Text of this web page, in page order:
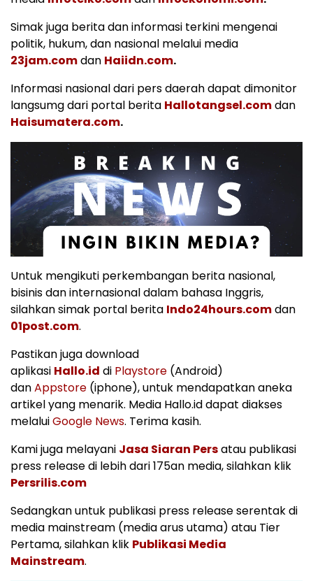
Simak juga berita dan informasi terkini mengenai
politik, hukum, dan nasional melalui media
23jam.comdan Haiidn.com.
Informasi nasional dari pers daerah dapat dimonitor
langsumg dari portal berita Hallotangsel.comdan
Haisumatera.com.
Untuk mengikuti perkembangan berita nasional,
bisinis dan internasional dalam bahasa Inggris,
silahkan simak portal berita Indo24hours.comdan
01post.com.
Pastikan juga download
aplikasi Hallo.id di Playstore (Android)
danAppstore (iphone), untuk mendapatkan aneka
artikel yang menarik. Media Hallo.id dapat diakses
melaluiGoogle News. Terima kasih.
Kami juga melayani Jasa Siaran Persatau publikasi
press release di lebih dari 175an media, silahkan klik
Persrilis.com
Sedangkan untuk publikasi press release serentak di
media mainstream (media arus utama) atau Tier
Pertama, silahkan klik Publikasi Media
Mainstream.